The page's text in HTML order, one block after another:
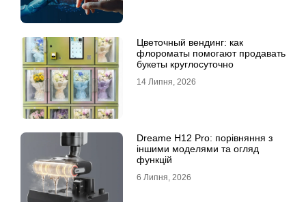
Цветочный вендинг: как
флороматы помогают продавать
букеты круглосуточно
14 Липня, 2026
Dreame H12 Pro: порівняння з
іншими моделями та огляд
функцій
6 Липня, 2026